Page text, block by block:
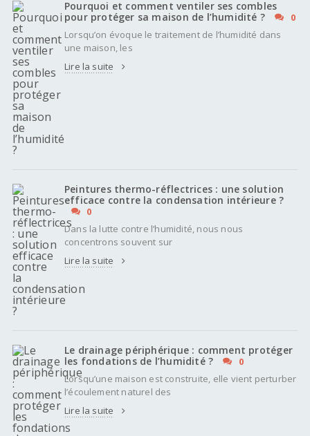
Pourquoi et comment ventiler ses combles
pour protéger sa maison de l’humidité ?
0
Lorsqu’on évoque le traitement de l’humidité dans
une maison, les
Lire la suite
Peintures thermo-réflectrices : une solution
efficace contre la condensation intérieure ?
0
Dans la lutte contre l’humidité, nous nous
concentrons souvent sur
Lire la suite
Le drainage périphérique : comment protéger
les fondations de l’humidité ?
0
Lorsqu’une maison est construite, elle vient perturber
l’écoulement naturel des
Lire la suite